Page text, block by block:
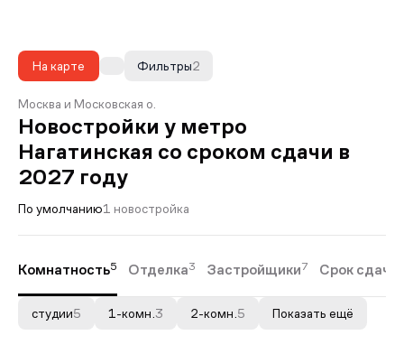
На карте 2
Фильтры
Москва и Московская о.
Новостройки у метро
Нагатинская со сроком сдачи в
2027 году
По умолчанию1 новостройка
Комнатность5 Отделка3 Застройщики7 Срок сдачи
студии5 1-комн. 3 2-комн. 5 Показать ещё